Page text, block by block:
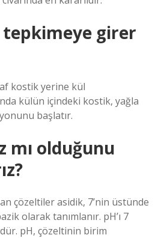
tepkimeye girer
kostik yerine kül
külün içindeki kostik, yağla
başlatır.
mı olduğunu
çözeltiler asidik, 7’nin üstünde
olarak tanımlanır. pH’ı 7
pH, çözeltinin birim